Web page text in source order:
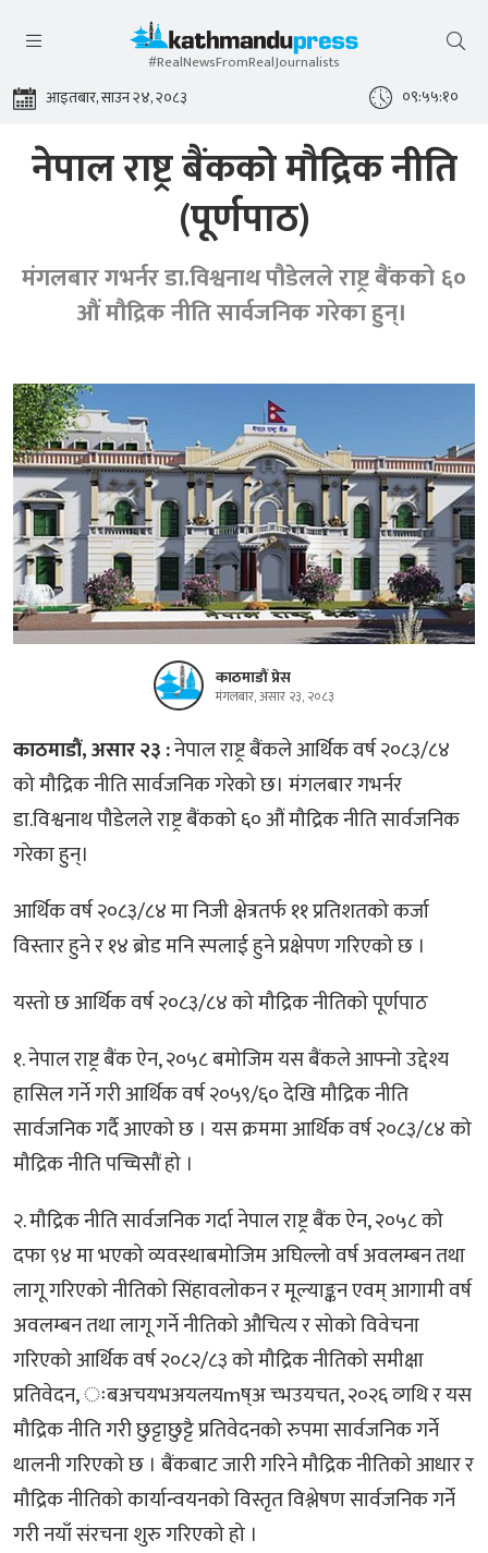
#RealNewsFromRealJournalists
आइतबार, साउन २४, २०८३ ०९:५५:११
नेपाल राष्ट्र बैंकको मौद्रिक नीति
(पूर्णपाठ)
मंगलबार गभर्नर डा.विश्वनाथ पौडेलले राष्ट्र बैंकको ६०
औं मौद्रिक नीति सार्वजनिक गरेका हुन्।
काठमाडौं प्रेस
मंगलबार, असार २३, २०८३
काठमाडौं, असार २३ :नेपाल राष्ट्र बैंकले आर्थिक वर्ष २०८३/८४
को मौद्रिक नीति सार्वजनिक गरेको छ। मंगलबार गभर्नर
डा.विश्वनाथ पौडेलले राष्ट्र बैंकको ६० औं मौद्रिक नीति सार्वजनिक
गरेका हुन्।
आर्थिक वर्ष २०८३/८४ मा निजी क्षेत्रतर्फ ११ प्रतिशतको कर्जा
विस्तार हुने र १४ ब्रोड मनि स्पलाई हुने प्रक्षेपण गरिएको छ ।
यस्तो छ आर्थिक वर्ष २०८३/८४ को मौद्रिक नीतिको पूर्णपाठ
१. नेपाल राष्ट्र बैंक ऐन, २०५८ बमोजिम यस बैंकले आफ्नो उद्देश्य
हासिल गर्ने गरी आर्थिक वर्ष २०५९/६० देखि मौद्रिक नीति
सार्वजनिक गर्दै आएको छ । यस क्रममा आर्थिक वर्ष २०८३/८४ को
मौद्रिक नीति पच्चिसौं हो ।
२. मौद्रिक नीति सार्वजनिक गर्दा नेपाल राष्ट्र बैंक ऐन, २०५८ को
दफा ९४ मा भएको व्यवस्थाबमोजिम अघिल्लो वर्ष अवलम्बन तथा
लागू गरिएको नीतिको सिंहावलोकन र मूल्याङ्कन एवम् आगामी वर्ष
अवलम्बन तथा लागू गर्ने नीतिको औचित्य र सोको विवेचना
गरिएको आर्थिक वर्ष २०८२/८३ को मौद्रिक नीतिको समीक्षा
प्रतिवेदन, ःबअचयभअयलयmष्अ च्भउयचत, २०२६ व्गथि र यस
मौद्रिक नीति गरी छुट्टाछुट्टै प्रतिवेदनको रुपमा सार्वजनिक गर्ने
थालनी गरिएको छ । बैंकबाट जारी गरिने मौद्रिक नीतिको आधार र
मौद्रिक नीतिको कार्यान्वयनको विस्तृत विश्लेषण सार्वजनिक गर्ने
गरी नयाँ संरचना शुरु गरिएको हो ।